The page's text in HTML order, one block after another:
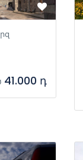
41.000 դ